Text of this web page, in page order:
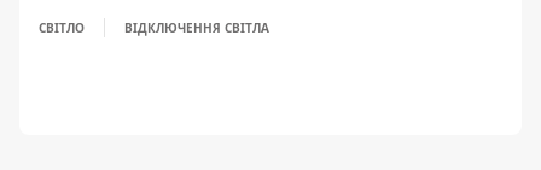
СВІТЛО ВІДКЛЮЧЕННЯ СВІТЛА